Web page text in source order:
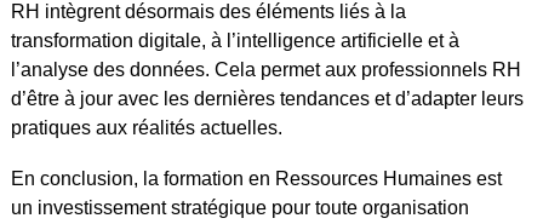
RH intègrent désormais des éléments liés à la
transformation digitale, à l’intelligence artificielle et à
l’analyse des données. Cela permet aux professionnels RH
d’être à jour avec les dernières tendances et d’adapter leurs
pratiques aux réalités actuelles.
En conclusion, la formation en Ressources Humaines est
un investissement stratégique pour toute organisation